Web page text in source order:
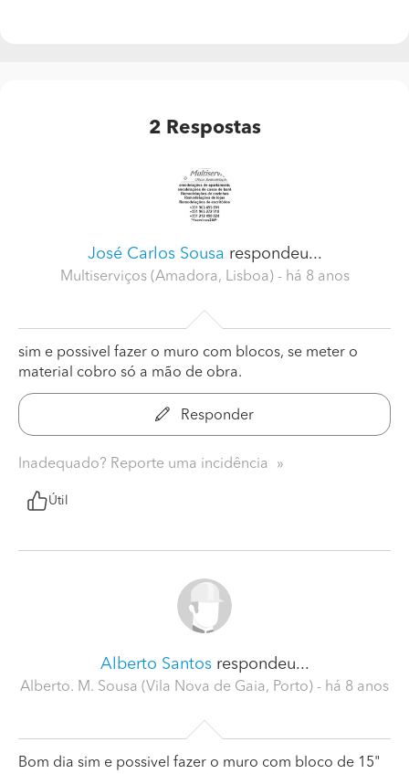
2 Respostas
José Carlos Sousa respondeu...
Multiserviços (Amadora, Lisboa) - há 8 anos
sim e possivel fazer o muro com blocos, se meter o
material cobro só a mão de obra.
Responder
Inadequado? Reporte uma incidência
Útil
Alberto Santosrespondeu...
Alberto. M. Sousa (Vila Nova de Gaia, Porto) - há 8 anos
Bom dia sim e possivel fazer o muro com bloco de 15"